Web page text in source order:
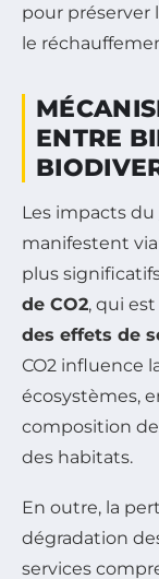
pour
le
ENTRE
Les impacts du
manifestent via
plus
de CO2, qui
des effets de
CO2 influence
écosystèmes,
composition
des habitats.
En outre, la
dégradation
services